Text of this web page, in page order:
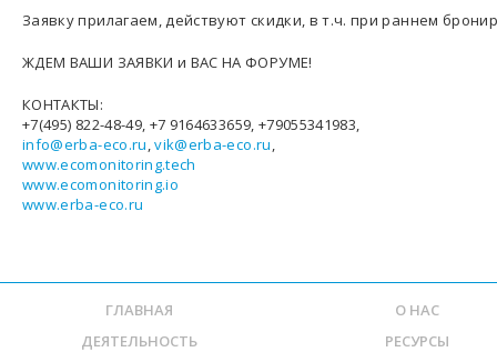
Заявку прилагаем, действуют скидки, в т.ч. при раннем
ЖДЕМ ВАШИ ЗАЯВКИ и ВАС НА ФОРУМЕ!
КОНТАКТЫ:
+7(495) 822-48-49, +7 9164633659, +79055341983,
info@erba-eco.ru,vik@erba-eco.ru,
www.ecomonitoring.tech
www.ecomonitoring.io
www.erba-eco.ru
ГЛАВНАЯ
О НАС
ДЕЯТЕЛЬНОСТЬ
РЕСУРСЫ